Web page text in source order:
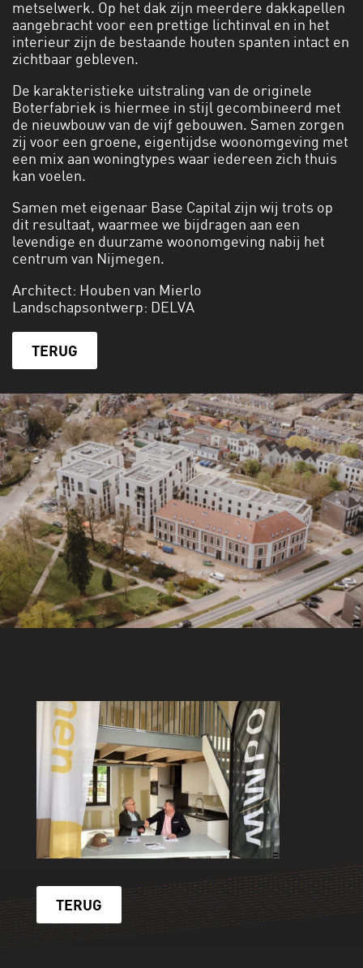
metselwerk. Op het dak zijn meerdere dakkapellen
aangebracht voor een prettige lichtinval en in het
interieur zijn de bestaande houten spanten intact en
zichtbaar gebleven.
De karakteristieke uitstraling van de originele
Boterfabriek is hiermee in stijl gecombineerd met
de nieuwbouw van de vijf gebouwen. Samen zorgen
zij voor een groene, eigentijdse woonomgeving met
een mix aan woningtypes waar iedereen zich thuis
kan voelen.
Samen met eigenaar Base Capital zijn wij trots op
dit resultaat, waarmee we bijdragen aan een
levendige en duurzame woonomgeving nabij het
centrum van Nijmegen.
Architect: Houben van Mierlo
Landschapsontwerp: DELVA
TERUG
TERUG